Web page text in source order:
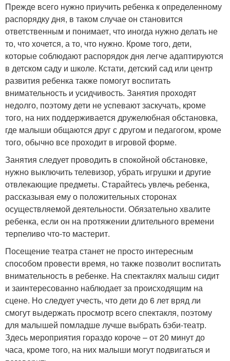
Прежде всего нужно приучить ребенка к определенному
распорядку дня, в таком случае он становится
ответственным и понимает, что иногда нужно делать не
то, что хочется, а то, что нужно. Кроме того, дети,
которые соблюдают распорядок дня легче адаптируются
в детском саду и школе. Кстати, детский сад или центр
развития ребенка также помогут воспитать
внимательность и усидчивость. Занятия проходят
недолго, поэтому дети не успевают заскучать, кроме
того, на них поддерживается дружелюбная обстановка,
где малыши общаются друг с другом и педагогом, кроме
того, обычно все проходит в игровой форме.
Занятия следует проводить в спокойной обстановке,
нужно выключить телевизор, убрать игрушки и другие
отвлекающие предметы. Старайтесь увлечь ребенка,
рассказывая ему о положительных сторонах
осуществляемой деятельности. Обязательно хвалите
ребенка, если он на протяжении длительного времени
терпеливо что-то мастерит.
Посещение театра станет не просто интересным
способом провести время, но также позволит воспитать
внимательность в ребенке. На спектаклях малыш сидит
и заинтересованно наблюдает за происходящим на
сцене. Но следует учесть, что дети до 6 лет вряд ли
смогут выдержать просмотр всего спектакля, поэтому
для малышей помладше лучше выбрать бэби-театр.
Здесь мероприятия гораздо короче – от 20 минут до
часа, кроме того, на них малыши могут подвигаться и